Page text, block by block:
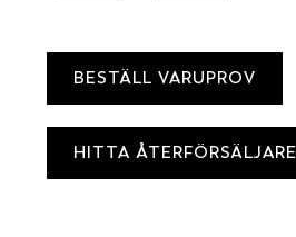
BESTÄLL VARUPROV
HITTA ÅTERFÖRSÄLJARE